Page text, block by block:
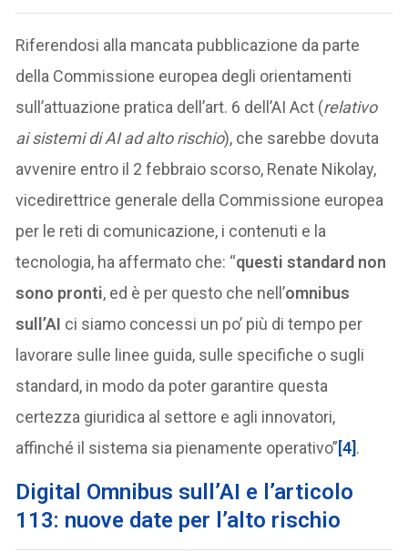
Riferendosi alla mancata pubblicazione da parte
della Commissione europea degli orientamenti
sull’attuazione pratica dell’art. 6 dell’AI Act (relativo
ai sistemi di AI ad alto rischio), che sarebbe dovuta
avvenire entro il 2 febbraio scorso, Renate Nikolay,
vicedirettrice generale della Commissione europea
per le reti di comunicazione, i contenuti e la
tecnologia, ha affermato che: “questi standard non
sono pronti, ed è per questo che nell’omnibus
sull’AI ci siamo concessi un po’ più di tempo per
lavorare sulle linee guida, sulle specifiche o sugli
standard, in modo da poter garantire questa
certezza giuridica al settore e agli innovatori,
affinché il sistema sia pienamente operativo”[4].
Digital Omnibus sull’AI e l’articolo
113: nuove date per l’alto rischio